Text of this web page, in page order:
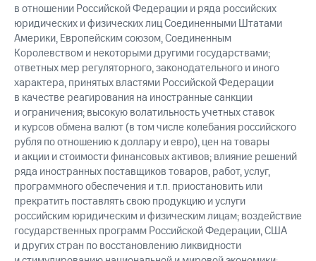
в отношении Российской Федерации и ряда российских
юридических и физических лиц Соединенными Штатами
Америки, Европейским союзом, Соединенным
Королевством и некоторыми другими государствами;
ответных мер регуляторного, законодательного и иного
характера, принятых властями Российской Федерации
в качестве реагирования на иностранные санкции
и ограничения; высокую волатильность учетных ставок
и курсов обмена валют (в том числе колебания российского
рубля по отношению к доллару и евро), цен на товары
и акции и стоимости финансовых активов; влияние решений
ряда иностранных поставщиков товаров, работ, услуг,
программного обеспечения и т.п. приостановить или
прекратить поставлять свою продукцию и услуги
российским юридическим и физическим лицам; воздействие
государственных программ Российской Федерации, США
и других стран по восстановлению ликвидности